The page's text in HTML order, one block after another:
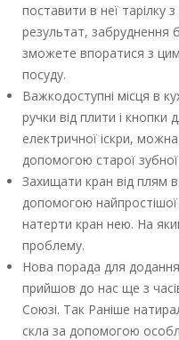
поставити в неї тарілку
результат, забруднення
зможете впоратися з
посуду.
Важкодоступні місця в
ручки від плити і
електричної іскри,
допомогою старої
Захищати кран від плям
допомогою
натерти кран нею. На
проблему.
Нова порада для
прийшов до нас ще з
Союзі. Так Раніше
скла за допомогою